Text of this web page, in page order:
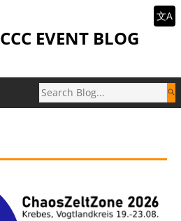
CCC EVENT BLOG
文A